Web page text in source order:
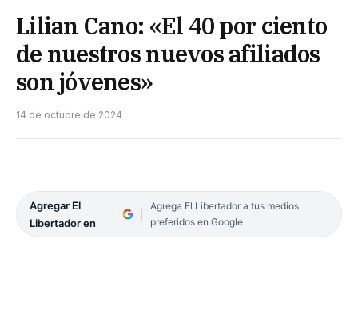
Lilian Cano: «El 40 por ciento
de nuestros nuevos afiliados
son jóvenes»
14 de octubre de 2024
Agregar El
Libertador en
Agrega El Libertador a tus medios
preferidos en Google